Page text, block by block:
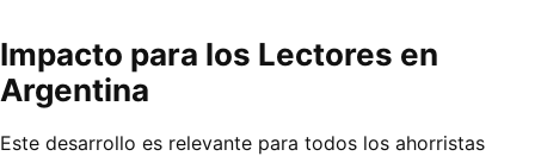
Impacto para los Lectores en
Argentina
Este desarrollo es relevante para todos los ahorristas